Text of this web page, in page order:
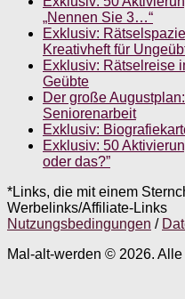
„Nennen Sie 3…“
Exklusiv:
Kreativheft für
Exklusiv: Rätselreise
Geübte
Der große
Seniorenarbeit
Exklusiv:
Exklusiv: 50
oder das?”
*Links, die mit einem
Werbelinks/Affiliate-Links
Nutzungsbedingungen /
Mal-alt-werden © 2026.